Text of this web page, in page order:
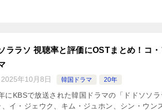
ララソ 視聴率と評価にOSTまとめ！コ
2025年10月8日 韓国ドラマ 20年
にKBSで放送された韓国ドラマの「ドドソソ
、イ・ジェウク、キム・ジュホン、シン・ウン